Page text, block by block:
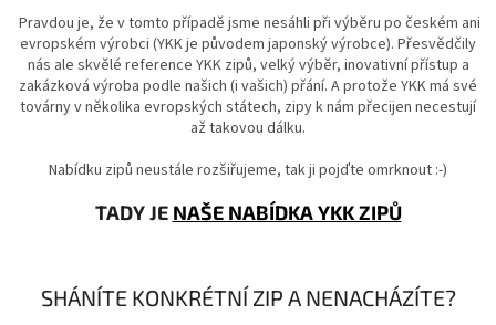
Pravdou je, že v tomto případě jsme nesáhli při výběru po českém ani
evropském výrobci (YKK je původem japonský výrobce). Přesvědčily
nás ale skvělé reference YKK zipů, velký výběr, inovativní přístup a
zakázková výroba podle našich (i vašich) přání. A protože YKK má své
továrny v několika evropských státech, zipy k nám přecijen necestují
až takovou dálku.
Nabídku zipů neustále rozšiřujeme, tak ji pojďte omrknout :-)
TADY JE NAŠE NABÍDKA YKK ZIPŮ
SHÁNÍTE KONKRÉTNÍ ZIP A NENACHÁZÍTE?